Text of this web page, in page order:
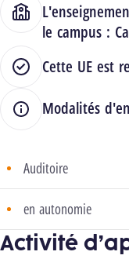
le campus :
Cette UE est
Modalités
Auditoire
en autonomie
Activité